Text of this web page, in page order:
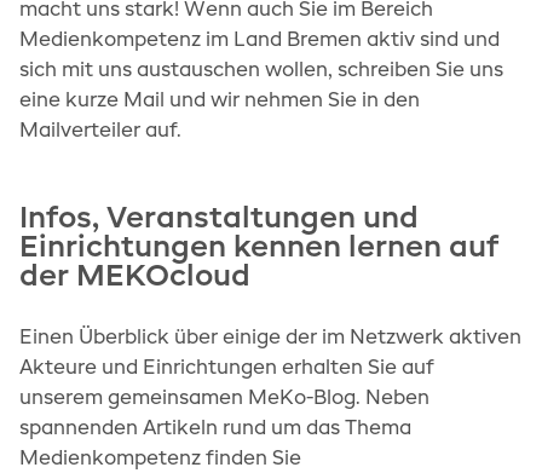
macht uns stark! Wenn auch Sie im Bereich
Medienkompetenz im Land Bremen aktiv sind und
sich mit uns austauschen wollen, schreiben Sie uns
eine kurze Mail und wir nehmen Sie in den
Mailverteiler auf.
Infos, Veranstaltungen und
Einrichtungen kennen lernen auf
der MEKOcloud
Einen Überblick über einige der im Netzwerk aktiven
Akteure und Einrichtungen erhalten Sie auf
unserem gemeinsamen MeKo-Blog. Neben
spannenden Artikeln rund um das Thema
Medienkompetenz finden Sie